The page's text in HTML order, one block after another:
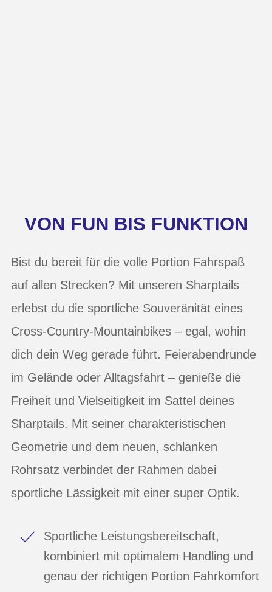
VON FUN BIS FUNKTION
Bist du bereit für die volle Portion Fahrspaß
auf allen Strecken? Mit unseren Sharptails
erlebst du die sportliche Souveränität eines
Cross-Country-Mountainbikes – egal, wohin
dich dein Weg gerade führt. Feierabendrunde
im Gelände oder Alltagsfahrt – genieße die
Freiheit und Vielseitigkeit im Sattel deines
Sharptails. Mit seiner charakteristischen
Geometrie und dem neuen, schlanken
Rohrsatz verbindet der Rahmen dabei
sportliche Lässigkeit mit einer super Optik.
Sportliche Leistungsbereitschaft,
kombiniert mit optimalem Handling und
genau der richtigen Portion Fahrkomfort